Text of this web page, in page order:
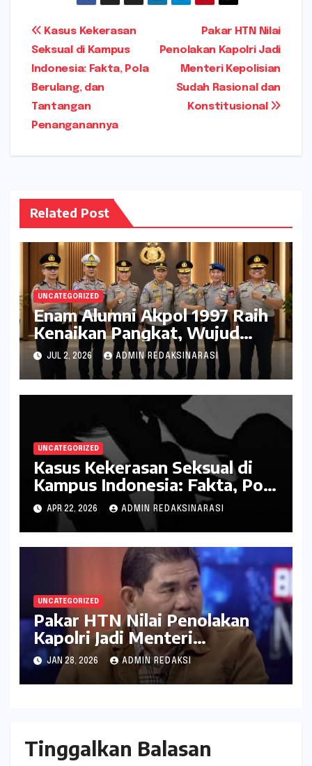
Navigasi
pos
Pakar HTN Nilai
Penolakan Kapolri Jadi
Menteri Kepolisian
Sudah Rasional dan
Konstitusional
Kasus Kekerasan
Seksual di Kampus
Indonesia: Fakta, Pola
Berulang, dan
Tantangan
Penanganannya
Related Post
UNCATEGORIZED
Enam Alumni Akpol 1997 Raih
Kenaikan Pangkat, Wujud
Penghargaan atas Pengabdian
kepada Negara
JUL 2, 2026 ADMIN REDAKSINARASI
UNCATEGORIZED
Kasus Kekerasan Seksual di
Kampus Indonesia: Fakta, Pola
Berulang, dan Tantangan
Penanganannya
APR 22, 2026 ADMIN REDAKSINARASI
UNCATEGORIZED
Pakar HTN Nilai Penolakan
Kapolri Jadi Menteri
Kepolisian Sudah Rasional dan
Konstitusional
JAN 28, 2026 ADMIN REDAKSI
Tinggalkan Balasan